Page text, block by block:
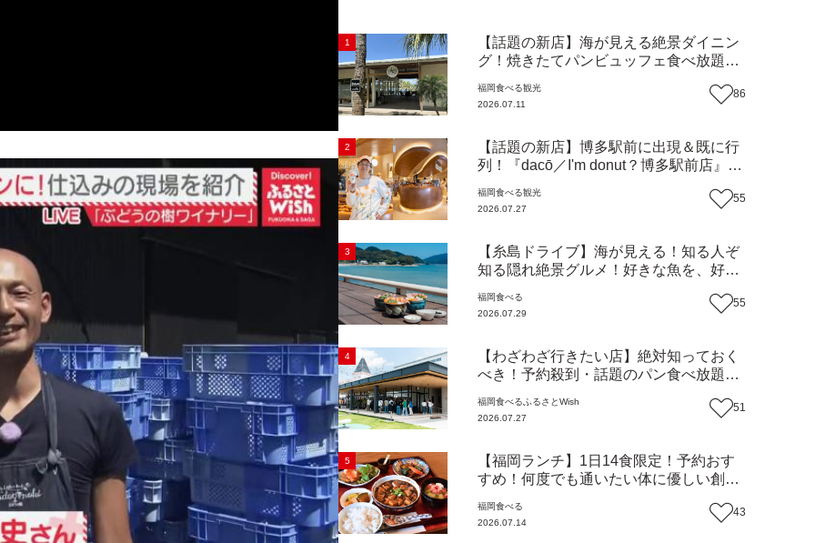
1
【話題の新店】海が見える絶景ダイニン
グ！焼きたてパンビュッフェ食べ放題で
『Ibiza Beach Cafe』（福岡・糸島市）
福岡食べる観光
2026.07.11
86
2
【話題の新店】博多駅前に出現＆既に行
列！『dacō／I'm donut？博多駅前店』徹
た楽しみ方＆イチオシメニューも紹介！
福岡食べる観光
2026.07.27
55
3
【糸島ドライブ】海が見える！知る人ぞ
知る隠れ絶景グルメ！好きな魚を、好き
はん食堂』（福岡市西区）【まち歩き】
福岡食べる
2026.07.29
55
4
【わざわざ行きたい店】絶対知っておく
べき！予約殺到・話題のパン食べ放題が
ン『bound garden』（福岡・新宮町）
福岡食べるふるさとWish
2026.07.27
51
5
【福岡ランチ】1日14食限定！予約おす
すめ！何度でも通いたい体に優しい創作
市）【まち歩き】
福岡食べる
2026.07.14
43